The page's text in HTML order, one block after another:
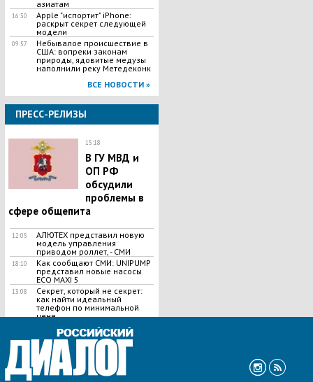
азиатам
16:30
Apple "испортит" iPhone:
раскрыт секрет следующей
модели
09:57
Небывалое происшествие в
США: вопреки законам
природы, ядовитые медузы
наполнили реку Метедеконк
ВСЕ НОВОСТИ »
ПРЕСС-РЕЛИЗЫ
15:18
В ГУ МВД и
ОП РФ
обсудили
проблемы в
сфере общепита
12:05
АЛЮТЕХ представил новую
модель управления
приводом роллет, - СМИ
18:10
Как сообщают СМИ: UNIPUMP
представил новые насосы
ЕСО MAXI 5
13:08
Секрет, который не секрет:
как найти идеальный
телефон по минимальной
цене
ВСЕ НОВОСТИ »